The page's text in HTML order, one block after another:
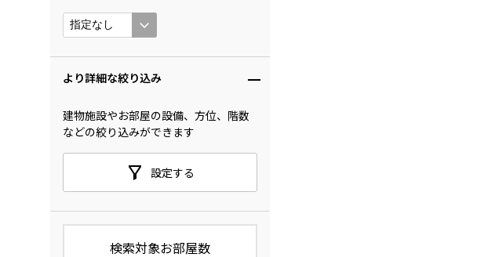
より詳細な絞り込み
建物施設やお部屋の設備、方位、階数
などの絞り込みができます
設定する
検索対象お部屋数